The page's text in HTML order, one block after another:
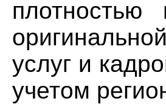
плотностью
услуг и
учетом